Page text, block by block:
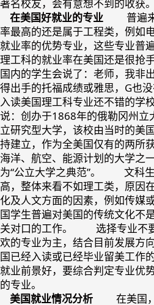
著名校友，会有意想不到的收
在美国好就业的专业 普遍来
率最高的还是属于工程类，例如
就业率的优势专业，这些专业普
理工科的就业率在美国还是很抢
国内的学生会说了：老师，我非
得出手的托福成绩或雅思，G也
入读美国理工科专业还不错的
说：创办于1868年的俄勒冈州立
立研究型大学，该校由当时的美
持建立，作为全美国仅有的两所
海洋、航空、能源计划的大学之
为“公立大学之典范”。 文科生
高，整体来看不如理工类，原因
化及人文方面的因素，例如传媒
国学生普遍对美国的传统文化不
关对口的工作。 选择专业不
欢的专业为主，结合目前发展方
国已经入读或已经毕业留美工作
就业前景好，要综合判定专业优
的专业。
美国就业情况分析 在美国，